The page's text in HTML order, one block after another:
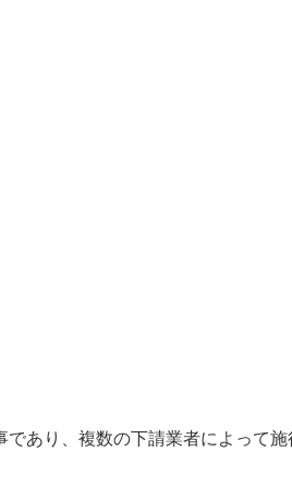
あり、複数の下請業者によって